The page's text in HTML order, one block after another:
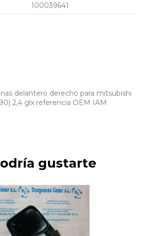
100039641
delantero derecho para mitsubishi
2,4 glx referencia OEM IAM
gustarte